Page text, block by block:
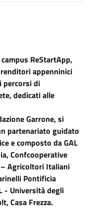
ReStartApp,
appenninici
percorsi di
dedicati alle
Garrone, si
partenariato guidato
e composto da GAL
Confcooperative
Agricoltori Italiani
Pontificia
- Università degli
Casa Frezza.